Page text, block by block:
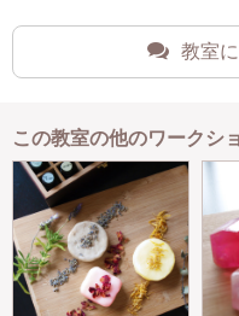
教室
この教室の他のワークシ